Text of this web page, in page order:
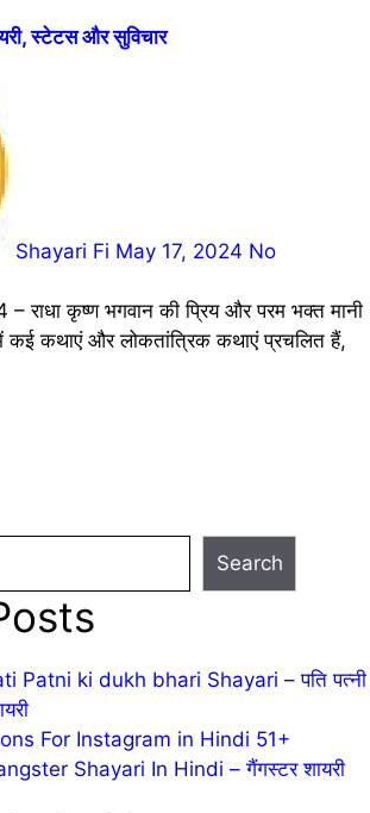
स्टेटस और सुविचार
Shayari Fi May 17, 2024 No
कई कथाएं और लोकतांत्रिक कथाएं प्रचलित हैं,
Search
Patni ki dukh bhari Shayari – पति पत्नी
For Instagram in Hindi 51+
Shayari In Hindi – गैंगस्टर शायरी